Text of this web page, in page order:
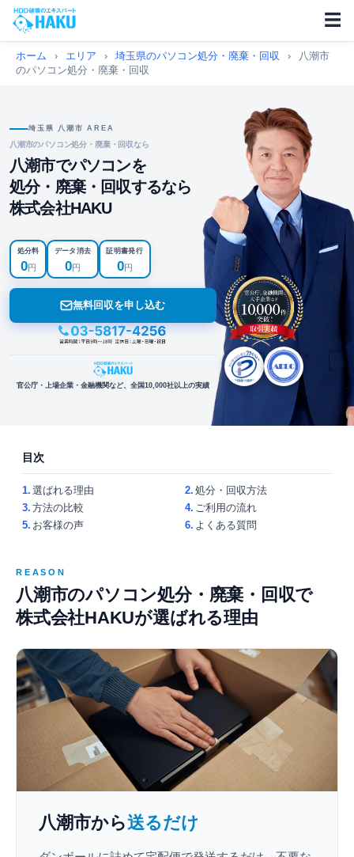
☰
ホーム › エリア › 埼玉県のパソコン処分・廃棄・回収 ›
八潮市
のパソコン処分・廃棄・回収
埼玉県 八潮市 AREA
八潮市のパソコン処分・廃棄・回収なら
八潮市でパソコンを
処分・廃棄・回収するなら
株式会社HAKU
処分料
0円
データ消去
0円
証明書発行
0円
無料回収を申し込む
官公庁・上場企業・金融機関など、全国10,000社以上の実績
目次
1. 選ばれる理由 2. 処分・回収方法
3. 方法の比較 4. ご利用の流れ
5. お客様の声 6. よくある質問
REASON
八潮市のパソコン処分・廃棄・回収で
株式会社HAKUが選ばれる理由
八潮市から送るだけ